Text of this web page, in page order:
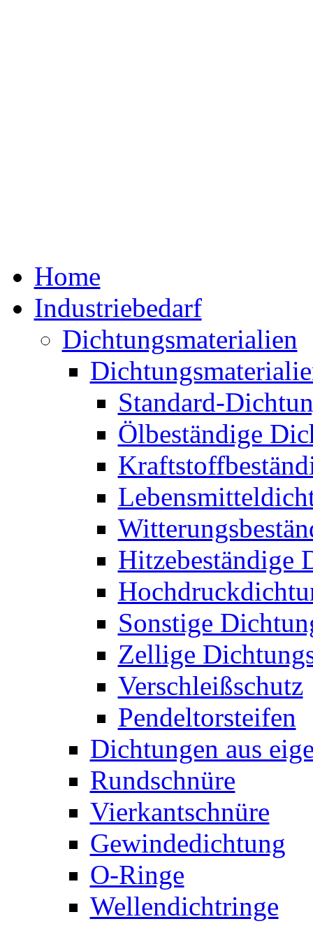
Home
Industriebedarf
Dichtungsmaterialien
Standard-
Ölbeständige
Hitzebeständige
Sonstige
Zellige
Verschleißschutz
Pendeltorsteifen
Dichtungen aus
Rundschnüre
Vierkantschnüre
Gewindedichtung
O-Ringe
Wellendichtringe